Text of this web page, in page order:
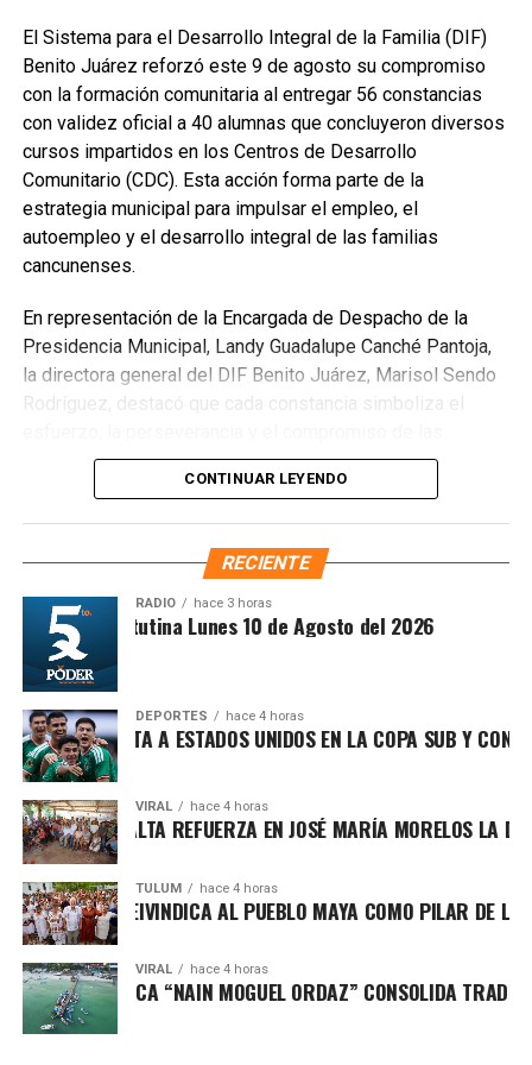
se consolida así como una iniciativa que impulsa la
integración, refuerza los valores institucionales y
promueve una relación más cercana entre la corporación y
la comunidad.
Fuente: 5to Poder Agencia de Noticias
Recibe las noticias al instante
Quinto Poder
importantes de Quintana Roo directamente
en tu teléfono.
Unirme al canal de WhatsApp
El Sistema para el Desarrollo Integral de la Familia (DIF)
Benito Juárez reforzó este 9 de agosto su compromiso
con la formación comunitaria al entregar 56 constancias
con validez oficial a 40 alumnas que concluyeron diversos
cursos impartidos en los Centros de Desarrollo
Comunitario (CDC). Esta acción forma parte de la
estrategia municipal para impulsar el empleo, el
autoempleo y el desarrollo integral de las familias
cancunenses.
En representación de la Encargada de Despacho de la
Presidencia Municipal, Landy Guadalupe Canché Pantoja,
la directora general del DIF Benito Juárez, Marisol Sendo
Rodríguez, destacó que cada constancia simboliza el
participantes por adquirir nuevas habilidades que les
permitan mejorar su calidad de vida y ampliar sus
oportunidades laborales. Subrayó que estos programas
fortalecen la confianza, el sentido de pertenencia y la
construcción de una comunidad más preparada y
participativa.
La institución municipal mantiene un convenio de
colaboración con el CECATI 149, cuyo respaldo ha
permitido impartir cursos alineados a las demandas
CONTINUAR LEYENDO
RECIENTE
RADIO hace 3 horas
Síntesis Matutina Lunes 10 de Agosto del 2026
DEPORTES hace 4 horas
DERROTA A ESTADOS UNIDOS EN LA COPA SUB Y
VIRAL hace 4 horas
PATY PERALTA REFUERZA EN JOSÉ MARÍA MORELOS LA
TULUM hace 4 horas
MARÍN REIVINDICA AL PUEBLO MAYA COMO PILAR DE LA
VIRAL hace 4 horas
DE PESCA “NAIN MOGUEL ORDAZ” CONSOLIDA TRADICIÓN